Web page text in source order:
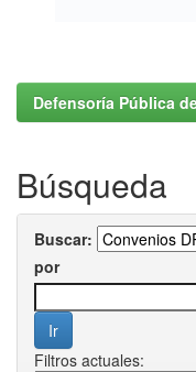
Defensoría Pública
Búsqueda
Buscar:
por
Filtros actuales: